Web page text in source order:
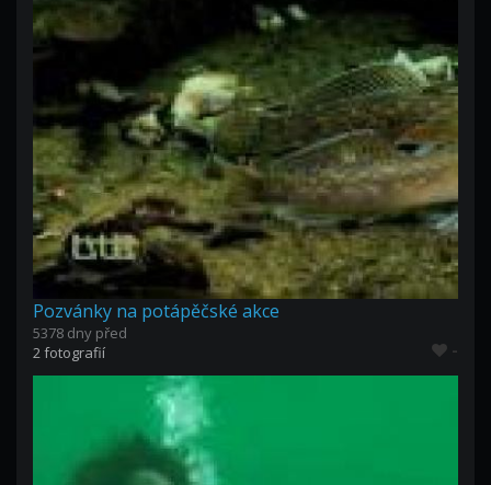
Pozvánky na potápěčské akce
5378 dny před
2 fotografií
-